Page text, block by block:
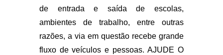
de entrada e saída de escolas,
ambientes de trabalho, entre outras
razões, a via em questão recebe grande
fluxo de veículos e pessoas. AJUDE O